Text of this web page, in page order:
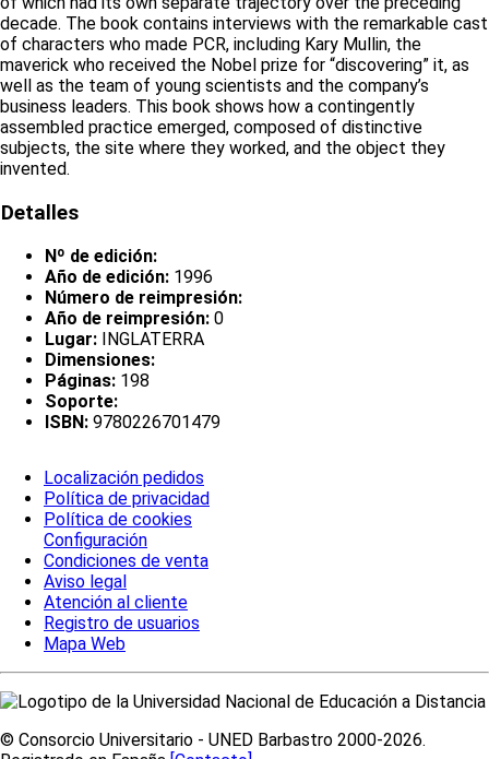
decade. The book contains interviews with the remarkable cast
of characters who made PCR, including Kary Mullin, the
maverick who received the Nobel prize for “discovering” it, as
well as the team of young scientists and the company’s
business leaders. This book shows how a contingently
assembled practice emerged, composed of distinctive
subjects, the site where they worked, and the object they
invented.
Detalles
Nº de edición:
Año de edición: 1996
Número de reimpresión:
Año de reimpresión: 0
Lugar: INGLATERRA
Dimensiones:
Páginas: 198
Soporte:
ISBN: 9780226701479
Localización pedidos
Política de privacidad
Política de cookies
Configuración
Condiciones de venta
Aviso legal
Atención al cliente
Registro de usuarios
Mapa Web
© Consorcio Universitario - UNED Barbastro 2000-2026.